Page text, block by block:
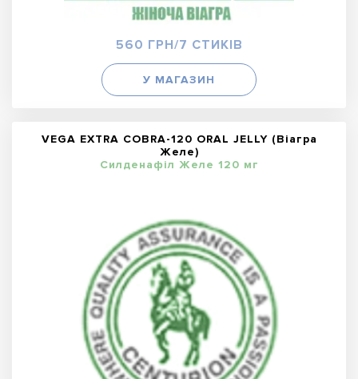
560 ГРН/7 СТИКІВ
У МАГАЗИН
VEGA EXTRA COBRA-120 ORAL JELLY (Віагра
Желе)
Силденафіл Желе 120 мг